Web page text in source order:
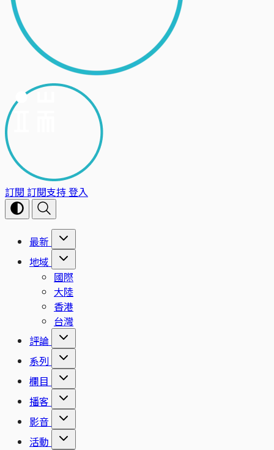
訂閱 訂閱支持登入
最新
地域
國際
大陸
香港
台灣
評論
系列
欄目
播客
影音
活動